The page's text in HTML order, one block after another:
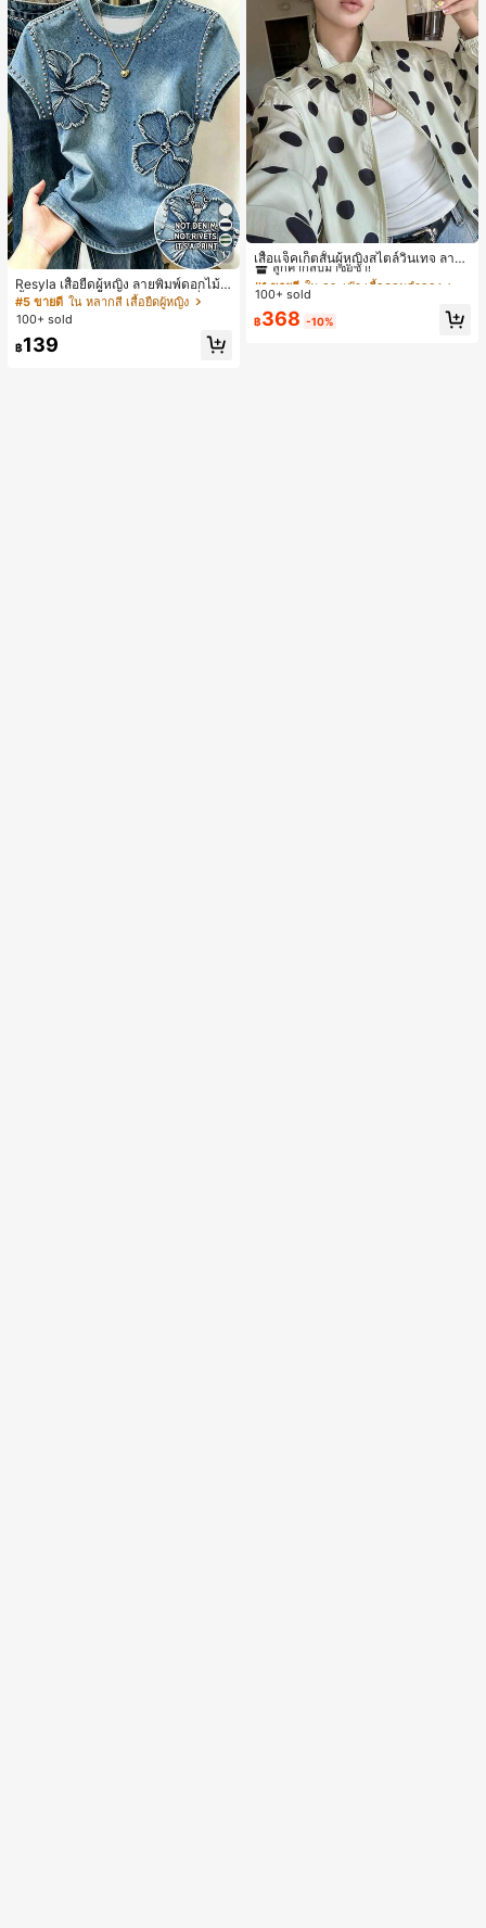
17
Resyla เสื้อยืดผู้หญิง ลายพิมพ์ดอกไม้สี
น้ำเงินวินเทจ เสื้อสำหรับออกไปเที่ยวฤ
ดูร้อน ดีไซน์กราฟิก สบายๆ อเนกประสง
องเที่ยวกลางแจ้ง
#5 ขายดี ใน หลากสี เสื้อยืดผู้หญิง
100+ sold
฿139
เสื้อแจ็คเก็ตสั้นผู้หญิงสไตล์วินเทจ ลายจุ
ดขนาดใหญ่ คอตั้ง เอวเข้ารูป แขนพอง
ทรงหลวม แฟชั่นอเนกประสงค์ สำหรับใ
ส่ประจำวันและไปเที่ยวพักผ่อน
#1 ขายดี
ใน กระเป๋า เสื้อคลุมลำลอง
ลูกค้ากลับมาซื้อซ้ำ!
#1 ขายดี ใน กระเป๋า เสื้อคลุมลำลอง
ลูกค้ากลับมาซื้อซ้ำ!
#1 ขายดี ใน กระเป๋า เสื้อคลุมลำลอง
ลูกค้ากลับมาซื้อซ้ำ!
#1 ขายดี
ใน กระเป๋า เสื้อคลุมลำลอง
100+ sold
฿368 -10%